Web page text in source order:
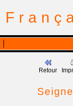
Retour